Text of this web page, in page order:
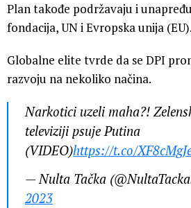
Plan takođe podržavaju i
fondacija, UN i Evropska unija (EU).
Globalne elite tvrde da se DPI
razvoju na nekoliko načina.
Narkotici uzeli maha?!
televiziji psuje Putina
(VIDEO)https://t.co/
— Nulta Tačka
2023